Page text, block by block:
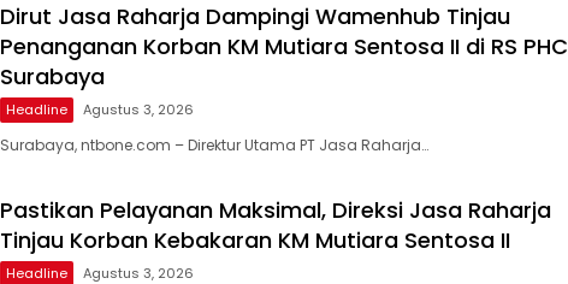
Dirut Jasa Raharja Dampingi Wamenhub Tinjau
Penanganan Korban KM Mutiara Sentosa II di RS PHC
Surabaya
Headline Agustus 3, 2026
Surabaya, ntbone.com – Direktur Utama PT Jasa Raharja…
Pastikan Pelayanan Maksimal, Direksi Jasa Raharja
Tinjau Korban Kebakaran KM Mutiara Sentosa II
Headline Agustus 3, 2026